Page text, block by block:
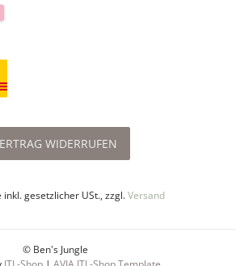
WIDERRUFEN
gesetzlicher USt., zzgl.Versand
© Ben's Jungle